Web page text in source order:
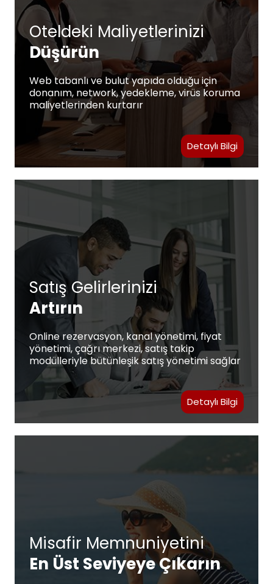
Oteldeki Maliyetlerinizi
Düşürün
Web tabanlı ve bulut yapıda olduğu için
donanım, network, yedekleme, virüs koruma
maliyetlerinden kurtarır
Detaylı Bilgi
Satış Gelirlerinizi
Artırın
Online rezervasyon, kanal yönetimi, fiyat
yönetimi, çağrı merkezi, satış takip
modülleriyle bütünleşik satış yönetimi sağlar
Detaylı Bilgi
Misafir Memnuniyetini
En Üst Seviyeye Çıkarın